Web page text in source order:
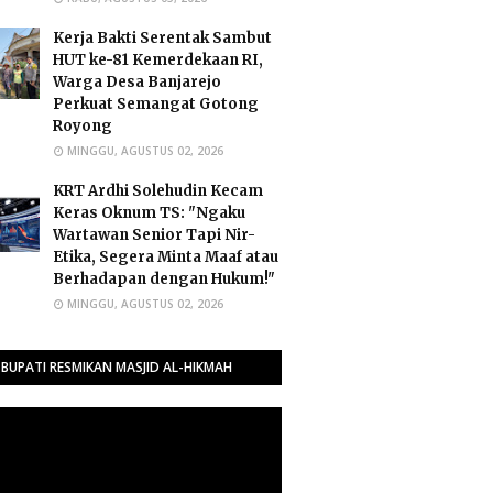
Kerja Bakti Serentak Sambut
HUT ke-81 Kemerdekaan RI,
Warga Desa Banjarejo
Perkuat Semangat Gotong
Royong
MINGGU, AGUSTUS 02, 2026
​KRT Ardhi Solehudin Kecam
Keras Oknum TS: "Ngaku
Wartawan Senior Tapi Nir-
Etika, Segera Minta Maaf atau
Berhadapan dengan Hukum!"
MINGGU, AGUSTUS 02, 2026
BUPATI RESMIKAN MASJID AL-HIKMAH